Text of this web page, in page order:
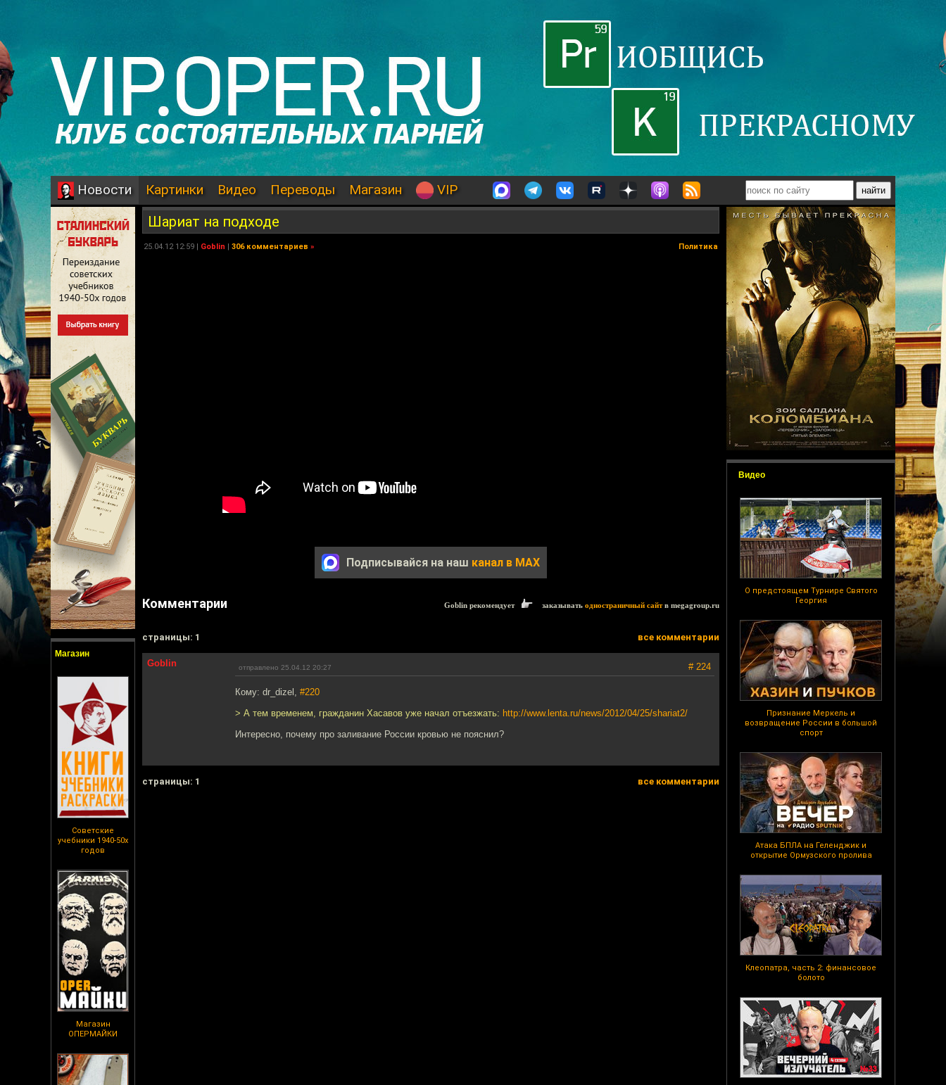
Новости Картинки Видео Переводы Магазин VIP
Магазин
Советские
учебники 1940-50х
годов
Магазин
ОПЕРМАЙКИ
Видео
О предстоящем Турнире Святого
Георгия
Признание Меркель и
возвращение России в большой
спорт
Атака БПЛА на Геленджик и
открытие Ормузского пролива
Клеопатра, часть 2: финансовое
болото
Шариат на подходе
25.04.12 12:59 | Goblin | 306 комментариев » Политика
Подписывайся на наш канал в MAX
Комментарии Goblin рекомендует заказывать одностраничный сайтв megagroup.ru
cтраницы: 1 все комментарии
Goblin отправлено 25.04.12 20:27 # 224
Кому: dr_dizel, #220
> А тем временем, гражданин Хасавов уже начал отъезжать: http://www.lenta.ru/news/2012/04/25/shariat2/
Интересно, почему про заливание России кровью не пояснил?
cтраницы: 1 все комментарии